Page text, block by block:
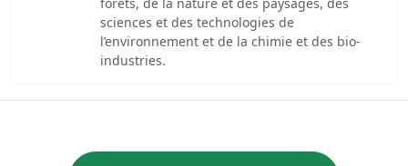
sciences et des technologies de
l’environnement et de la chimie et des bio-
industries.